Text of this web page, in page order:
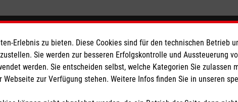
in Deutschland
Spendenkonto
Empfänger: Malteser
Bank: Pax-Bank für Kirche
Erlebnis zu bieten. Diese Cookies sind für den technischen Betrieb
Sie werden zur besseren Erfolgskontrolle und Aussteuerung
werden. Sie entscheiden selbst, welche Kategorien Sie
zur Verfügung stehen. Weitere Infos finden Sie in unseren